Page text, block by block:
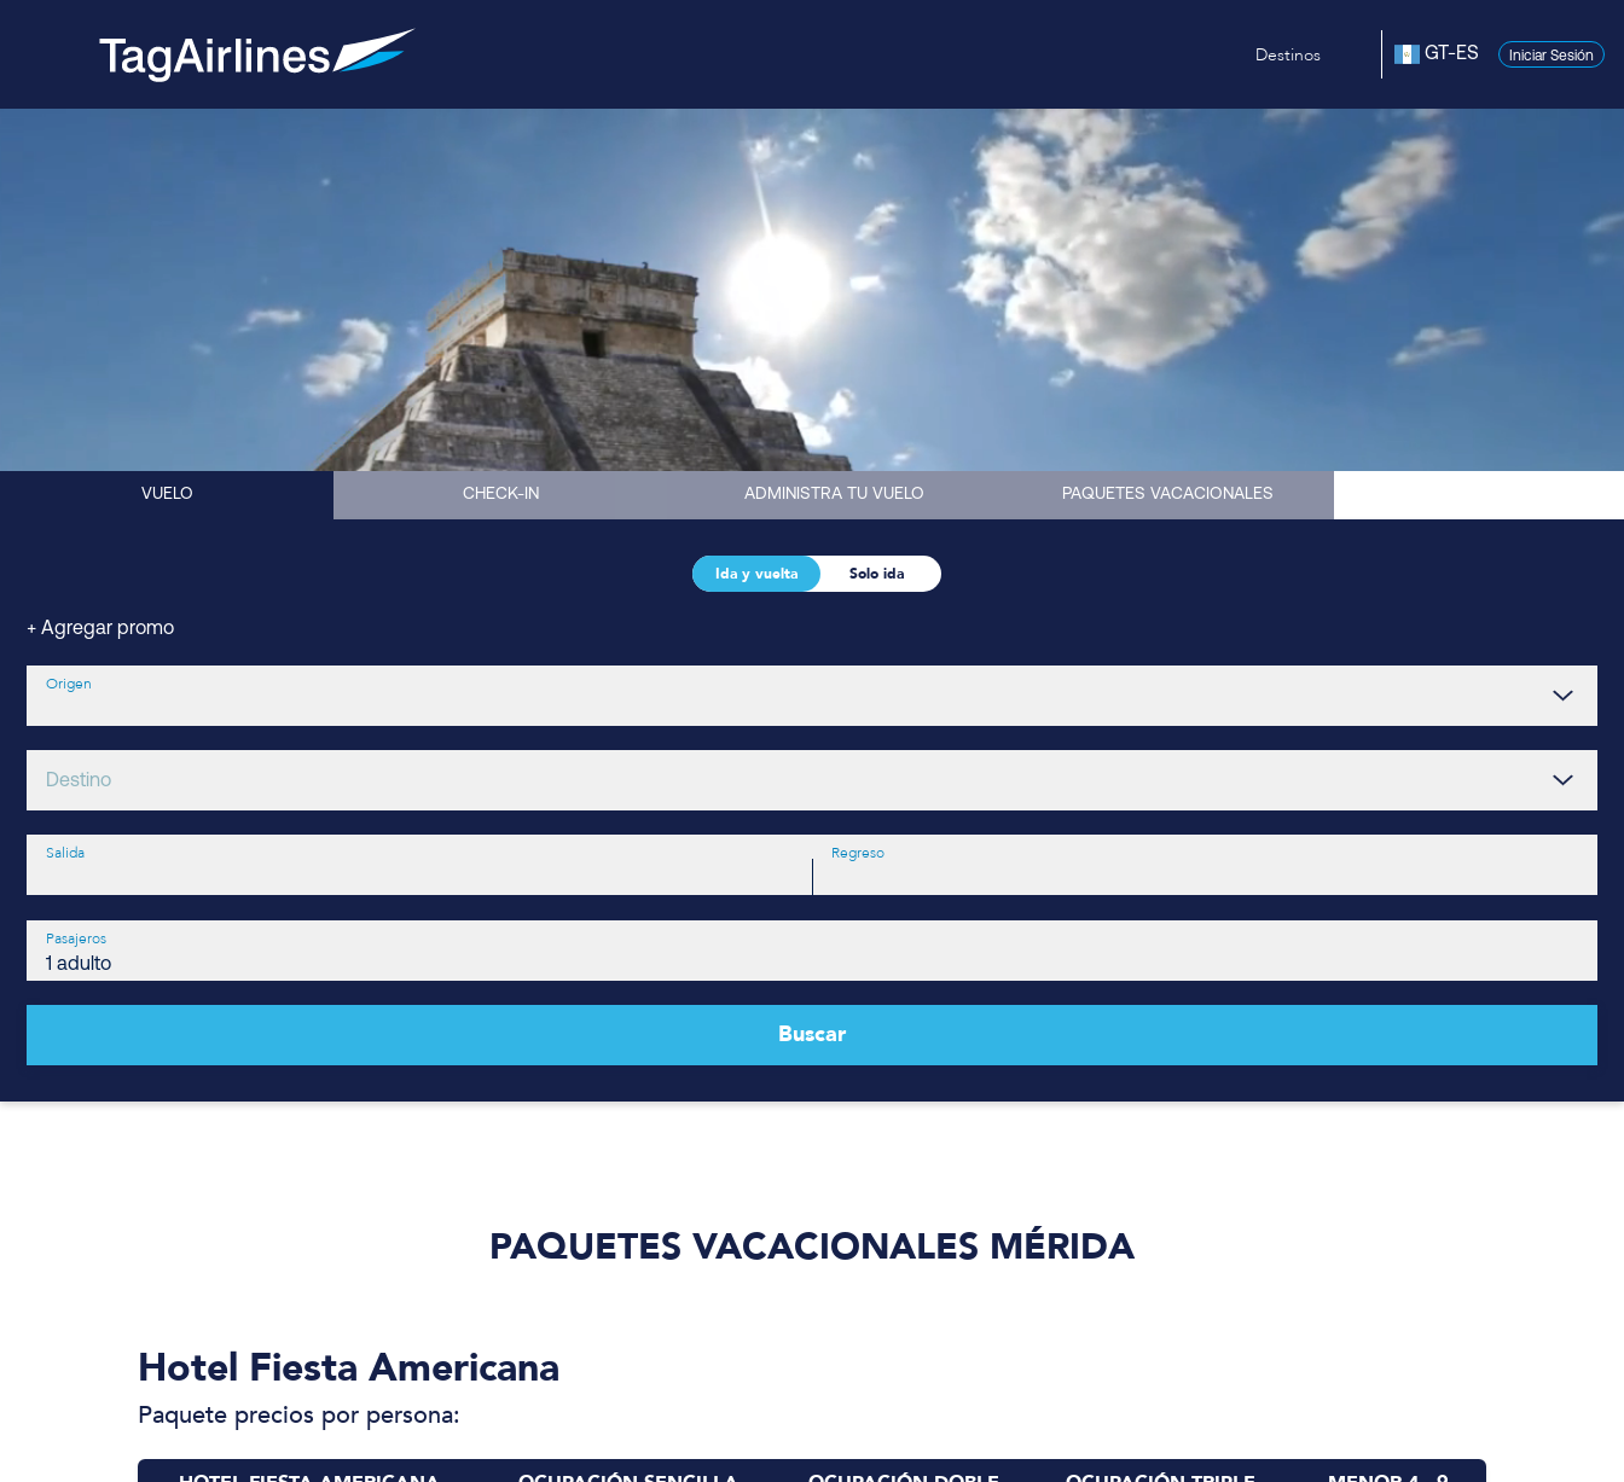
Destinos GT-ES Iniciar Sesión
VUELO CHECK-IN ADMINISTRA TU VUELO PAQUETES VACACIONALES
Ida y vuelta Solo ida
+ Agregar promo
Origen
Destino
Salida Regreso
Pasajeros
Buscar
PAQUETES VACACIONALES MÉRIDA
Hotel Fiesta Americana
Paquete precios por persona: